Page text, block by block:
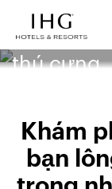
Saltillo
thú cưng
Khám
bạn